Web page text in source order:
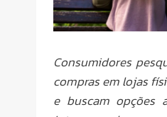
Consumidores
compras em lojas
e buscam opções